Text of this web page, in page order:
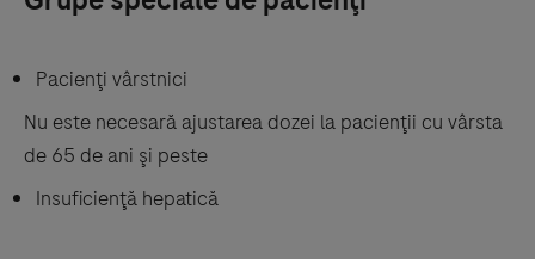
Pacienţi vârstnici
Nu este necesară ajustarea dozei la pacienţii cu vârsta
de 65 de ani şi peste
Insuficienţă hepatică